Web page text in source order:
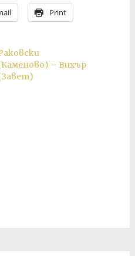
Print
– Вихър